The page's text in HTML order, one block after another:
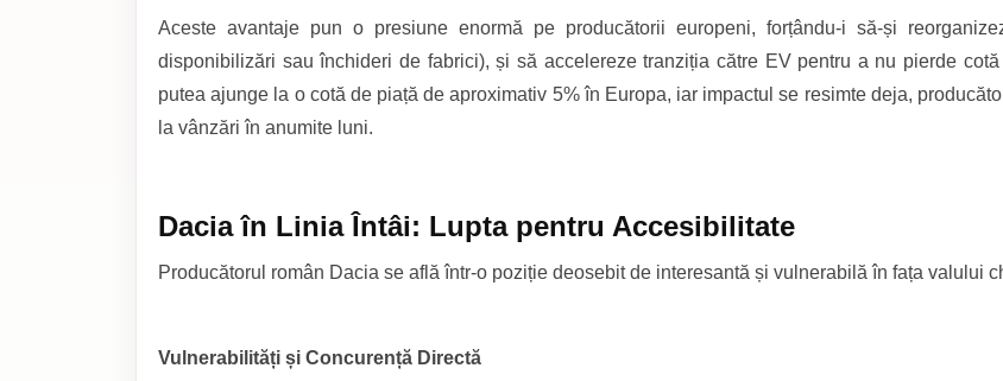
Aceste avantaje pun o presiune enormă pe producătorii europeni, forțându-i să-și
disponibilizări sau închideri de fabrici), și să accelereze tranziția către EV pentru a nu pierde
putea ajunge la o cotă de piață de aproximativ 5% în Europa, iar impactul se resimte deja,
la vânzări în anumite luni.
Dacia în Linia Întâi: Lupta pentru Accesibilitate
Producătorul român Dacia se află într-o poziție deosebit de interesantă și vulnerabilă în fața valului
Vulnerabilități și Concurență Directă